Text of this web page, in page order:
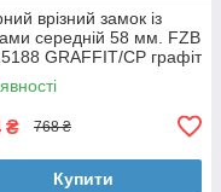
врізний замок із
середній 58 мм. FZB
GRAFFIT/CP графіт
₴ 768 ₴
Купити